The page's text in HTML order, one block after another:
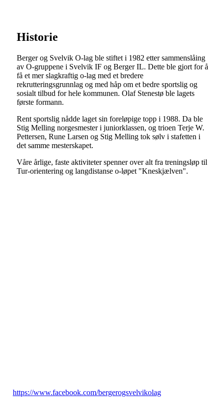
Historie
Berger og Svelvik O-lag ble stiftet i 1982 etter sammenslåing
av O-gruppene i Svelvik IF og Berger IL. Dette ble gjort for å
få et mer slagkraftig o-lag med et bredere
rekrutteringsgrunnlag og med håp om et bedre sportslig og
sosialt tilbud for hele kommunen. Olaf Stenestø ble lagets
første formann.
Rent sportslig nådde laget sin foreløpige topp i 1988. Da ble
Stig Melling norgesmester i juniorklassen, og trioen Terje W.
Pettersen, Rune Larsen og Stig Melling tok sølv i stafetten i
det samme mesterskapet.
Våre årlige, faste aktiviteter spenner over alt fra treningsløp til
Tur-orientering og langdistanse o-løpet "Kneskjælven".
https://www.facebook.com/bergerogsvelvikolag